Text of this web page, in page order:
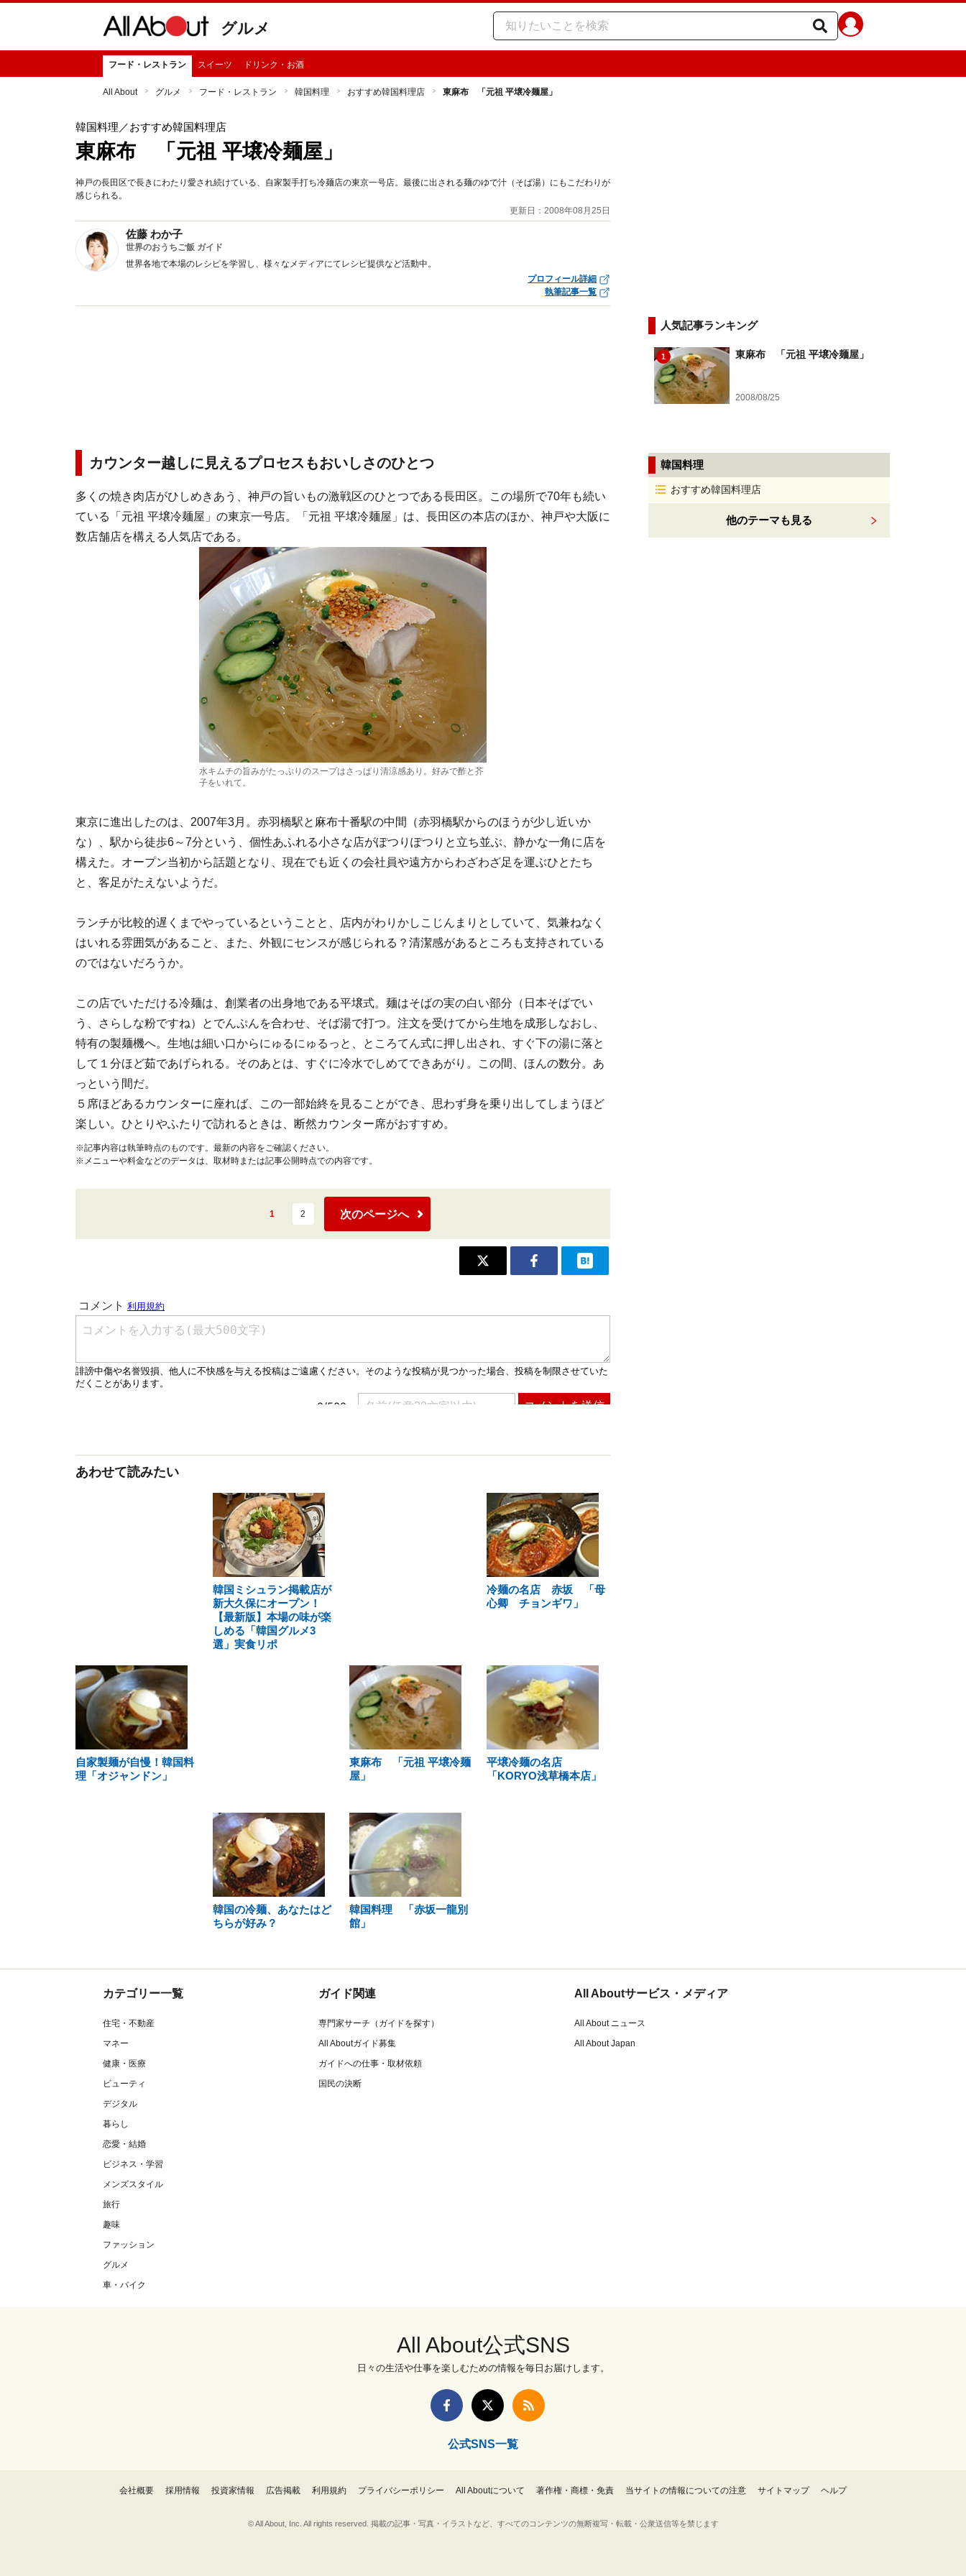
グルメ
フード・レストラン スイーツ ドリンク・お酒
All About グルメ フード・レストラン 韓国料理 おすすめ韓国料理店 東麻布 「元祖 平壌冷麺屋」
韓国料理 ／おすすめ韓国料理店
東麻布 「元祖 平壌冷麺屋」
神戸の長田区で長きにわたり愛され続けている、自家製手打ち冷麺店の東京一号店。最後に出される麺のゆで汁（そば湯）にもこだわりが
感じられる。
更新日：2008年08月25日
佐藤 わか子
世界のおうちご飯 ガイド
世界各地で本場のレシピを学習し、様々なメディアにてレシピ提供など活動中。
プロフィール詳細
執筆記事一覧
カウンター越しに見えるプロセスもおいしさのひとつ
多くの焼き肉店がひしめきあう、神戸の旨いもの激戦区のひとつである長田区。この場所で70年も続い
ている
「元祖 平壌冷麺屋」 の東京一号店。「元祖 平壌冷麺屋」は、長田区の本店のほか、神戸や大阪に
数店舗店を構える人気店である。
水キムチの旨みがたっぷりのスープはさっぱり清涼感あり。好みで酢と芥
子をいれて。
東京に進出したのは、2007年3月。赤羽橋駅と麻布十番駅の中間（赤羽橋駅からのほうが少し近いか
な）、駅から徒歩6～7分という、個性あふれる小さな店がぽつりぽつりと立ち並ぶ、静かな一角に店を
構えた。オープン当初から話題となり、現在でも近くの会社員や遠方からわざわざ足を運ぶひとたち
と、客足がたえないようだ。
ランチが比較的遅くまでやっているということと、店内がわりかしこじんまりとしていて、気兼ねなく
はいれる雰囲気があること、また、外観にセンスが感じられる？清潔感があるところも支持されている
のではないだろうか。
この店でいただける冷麺は、創業者の出身地である平壌式。麺はそばの実の白い部分（日本そばでい
う、さらしな粉ですね）とでんぷんを合わせ、そば湯で打つ。注文を受けてから生地を成形しなおし、
特有の製麺機へ。生地は細い口からにゅるにゅるっと、ところてん式に押し出され、すぐ下の湯に落と
して１分ほど茹であげられる。そのあとは、すぐに冷水でしめてできあがり。この間、ほんの数分。あ
っという間だ。
５席ほどあるカウンターに座れば、この一部始終を見ることができ、思わず身を乗り出してしまうほど
楽しい。ひとりやふたりで訪れるときは、断然カウンター席がおすすめ。
※記事内容は執筆時点のものです。最新の内容をご確認ください。
※メニューや料金などのデータは、取材時または記事公開時点での内容です。
1 2 次のページへ
あわせて読みたい
韓国ミシュラン掲載店が
新大久保にオープン！
【最新版】本場の味が楽
しめる「韓国グルメ3
選」実食リポ
冷麺の名店 赤坂 「母
心卿 チョンギワ」
自家製麺が自慢！韓国料
理「オジャンドン」
東麻布 「元祖 平壌冷麺
屋」
平壌冷麺の名店
「KORYO浅草橋本店」
韓国の冷麺、あなたはど
ちらが好み？
韓国料理 「赤坂一龍別
館」
人気記事ランキング
1 東麻布 「元祖 平壌冷麺屋」
2008/08/25
韓国料理
おすすめ韓国料理店
他のテーマも見る
カテゴリー一覧
住宅・不動産
マネー
健康・医療
ビューティ
デジタル
暮らし
恋愛・結婚
ビジネス・学習
メンズスタイル
旅行
趣味
ファッション
グルメ
車・バイク
ガイド関連
専門家サーチ（ガイドを探す）
All Aboutガイド募集
ガイドへの仕事・取材依頼
国民の決断
All Aboutサービス・メディア
All About ニュース
All About Japan
All About公式SNS
日々の生活や仕事を楽しむための情報を毎日お届けします。
公式SNS一覧
会社概要 採用情報 投資家情報 広告掲載 利用規約 プライバシーポリシー All Aboutについて 著作権・商標・免責 当サイトの情報についての注意 サイトマップ ヘルプ
© All About, Inc. All rights reserved. 掲載の記事・写真・イラストなど、すべてのコンテンツの無断複写・転載・公衆送信等を禁じます